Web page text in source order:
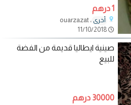
1 درهم
أخرى ، ouarzazat
صينية ايطاليا قديمة من الفضة
للبيع
30000 درهم